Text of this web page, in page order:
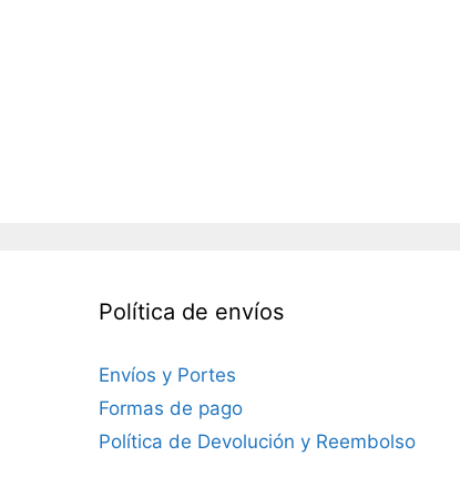
Política de envíos
Envíos y Portes
Formas de pago
Política de Devolución y Reembolso